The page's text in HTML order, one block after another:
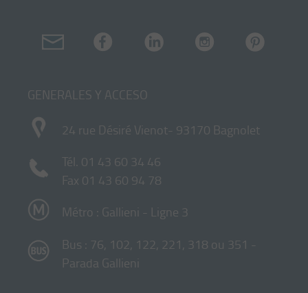
GENERALES Y ACCESO
24 rue Désiré Vienot- 93170 Bagnolet
Tél. 01 43 60 34 46
Fax 01 43 60 94 78
Métro : Gallieni - Ligne 3
Bus : 76, 102, 122, 221, 318 ou 351 -
Parada Gallieni